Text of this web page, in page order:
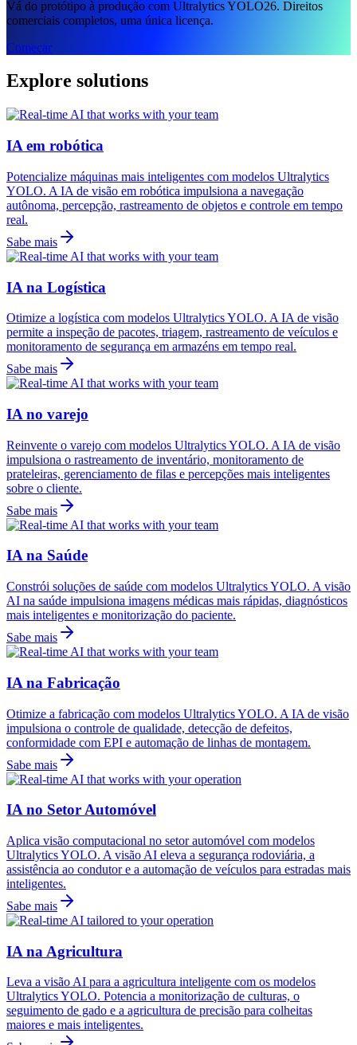
Vá do protótipo à produção com Ultralytics YOLO26. Direitos
comerciais completos, uma única licença.
Começar
Explore solutions
IA em robótica
Potencialize máquinas mais inteligentes com modelos Ultralytics
YOLO. A IA de visão em robótica impulsiona a navegação
autônoma, percepção, rastreamento de objetos e controle em tempo
real.
Sabe mais
IA na Logística
Otimize a logística com modelos Ultralytics YOLO. A IA de visão
permite a inspeção de pacotes, triagem, rastreamento de veículos e
monitoramento de segurança em armazéns em tempo real.
Sabe mais
IA no varejo
Reinvente o varejo com modelos Ultralytics YOLO. A IA de visão
impulsiona o rastreamento de inventário, monitoramento de
prateleiras, gerenciamento de filas e percepções mais inteligentes
sobre o cliente.
Sabe mais
IA na Saúde
Constrói soluções de saúde com modelos Ultralytics YOLO. A visão
AI na saúde impulsiona imagens médicas mais rápidas, diagnósticos
mais inteligentes e monitorização do paciente.
Sabe mais
IA na Fabricação
Otimize a fabricação com modelos Ultralytics YOLO. A IA de visão
impulsiona o controle de qualidade, detecção de defeitos,
conformidade com EPI e automação de linhas de montagem.
Sabe mais
IA no Setor Automóvel
Aplica visão computacional no setor automóvel com modelos
Ultralytics YOLO. A visão AI eleva a segurança rodoviária, a
assistência ao condutor e a automação de veículos para estradas mais
inteligentes.
Sabe mais
IA na Agricultura
Leva a visão AI para a agricultura inteligente com os modelos
Ultralytics YOLO. Potencia a monitorização de culturas, o
seguimento de gado e a agricultura de precisão para colheitas
maiores e mais inteligentes.